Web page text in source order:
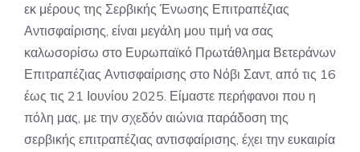
εκ μέρους της Σερβικής Ένωσης Επιτραπέζιας
Αντισφαίρισης, είναι μεγάλη μου τιμή να σας
καλωσορίσω στο Ευρωπαϊκό Πρωτάθλημα Βετεράνων
Επιτραπέζιας Αντισφαίρισης στο Νόβι Σαντ, από τις 16
έως τις 21 Ιουνίου 2025. Είμαστε περήφανοι που η
πόλη μας, με την σχεδόν αιώνια παράδοση της
σερβικής επιτραπέζιας αντισφαίρισης, έχει την ευκαιρία